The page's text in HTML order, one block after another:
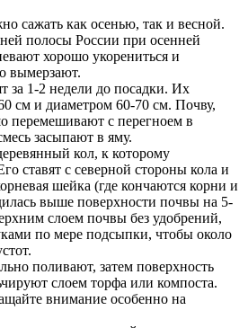
сажать как осенью, так и весной.
полосы России при осенней
хорошо укорениться и
вымерзают.
за 1-2 недели до посадки. Их
см и диаметром 60-70 см. Почву,
перемешивают с перегноем в
засыпают в яму.
кол, к которому
ставят с северной стороны кола и
шейка (где кончаются корни и
выше поверхности почвы на 5-
слоем почвы без удобрений,
по мере подсыпки, чтобы около
поливают, затем поверхность
слоем торфа или компоста.
внимание особенно на